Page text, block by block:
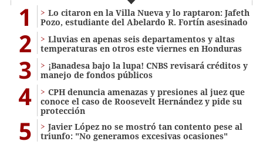
1
Lo citaron en la Villa Nueva y lo raptaron: Jafeth
Pozo, estudiante del Abelardo R. Fortín asesinado
2
Lluvias en apenas seis departamentos y altas
temperaturas en otros este viernes en Honduras
3
¡Banadesa bajo la lupa! CNBS revisará créditos y
manejo de fondos públicos
4
CPH denuncia amenazas y presiones al juez que
conoce el caso de Roosevelt Hernández y pide su
protección
5
Javier López no se mostró tan contento pese al
triunfo: "No generamos excesivas ocasiones"